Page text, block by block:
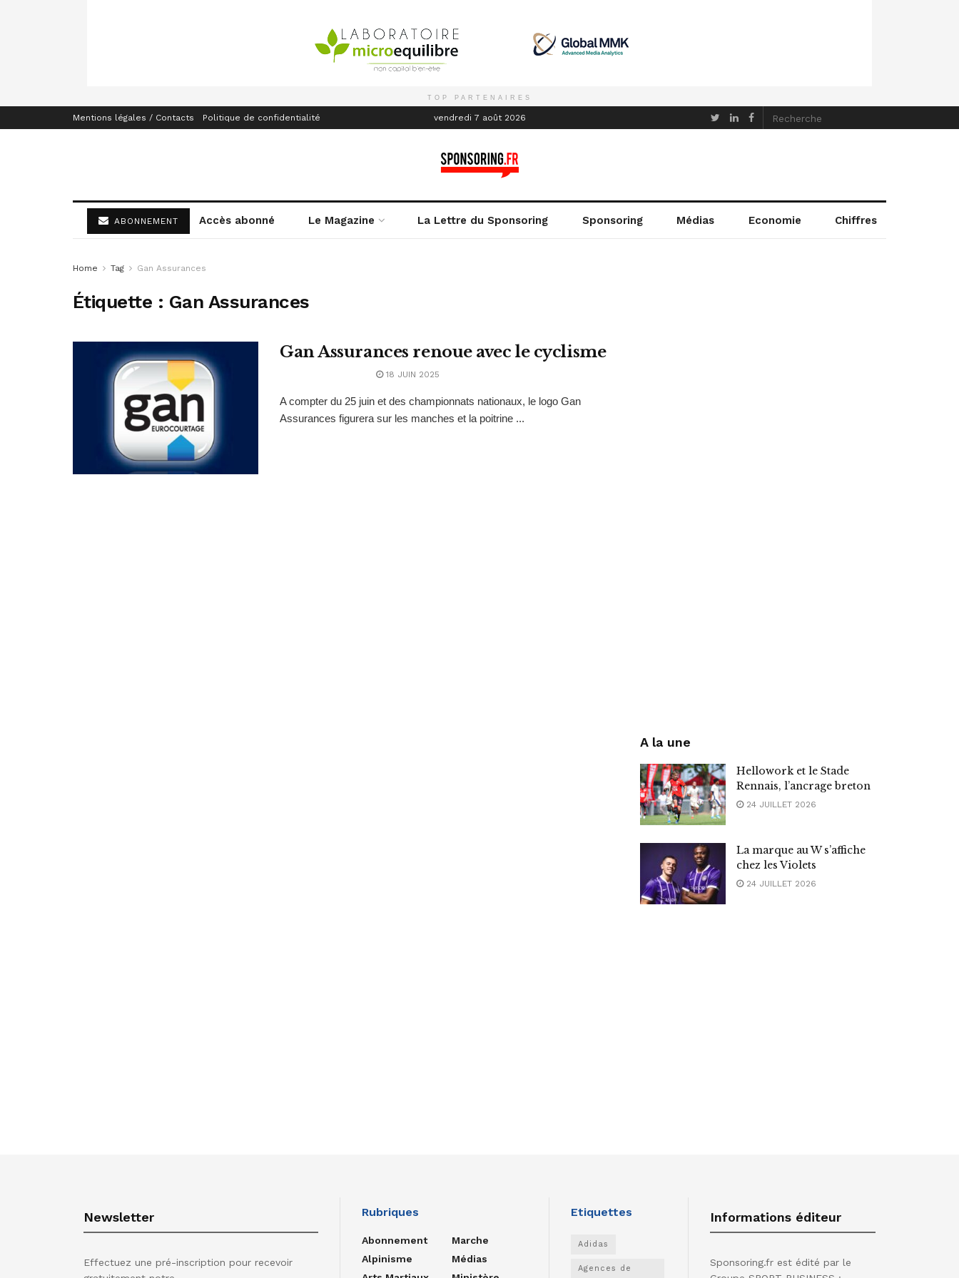
TOP PARTENAIRES
Mentions légales / Contacts Politique de confidentialité vendredi 7 août 2026
ABONNEMENT Accès abonné Le Magazine La Lettre du Sponsoring Sponsoring Médias Economie Chiffres
Home Tag Gan Assurances
Étiquette : Gan Assurances
Gan Assurances renoue avec le cyclisme
18 JUIN 2025
A compter du 25 juin et des championnats nationaux, le logo Gan
Assurances figurera sur les manches et la poitrine ...
A la une
Hellowork et le Stade
Rennais, l’ancrage breton
24 JUILLET 2026
La marque au W s’affiche
chez les Violets
24 JUILLET 2026
Newsletter
Effectuez une pré-inscription pour recevoir
Rubriques
Abonnement
Alpinisme
Marche
Médias
Etiquettes
Adidas
Agences de
Informations éditeur
Sponsoring.fr est édité par le